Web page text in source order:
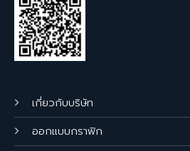
เกี่ยวกับบริษัท
ออกแบบกราฟิก